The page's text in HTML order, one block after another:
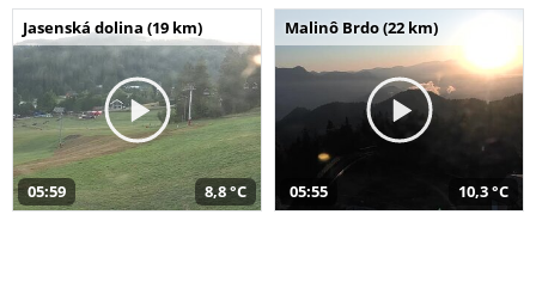
Jasenská dolina (19 km)
05:59 8,8 °C
Malinô Brdo (22 km)
05:55 10,3 °C